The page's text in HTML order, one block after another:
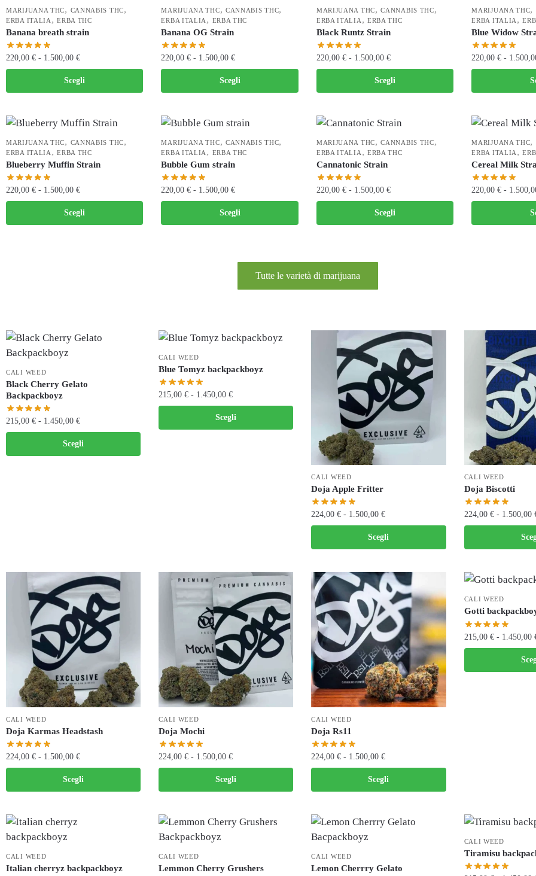
MARIJUANA THC, CANNABIS THC,
ERBA ITALIA ,ERBA THC
Banana breath strain
220,00 € - 1.500,00 €
Scegli
MARIJUANA THC, CANNABIS THC,
ERBA ITALIA , ERBA THC
Banana OG Strain
220,00€ - 1.500,00€
Scegli
MARIJUANA THC,CANNABIS THC,
ERBA ITALIA , ERBA THC
Black Runtz Strain
220,00 € - 1.500,00 €
Scegli
MARIJUANA THC,
ERBA ITALIA ,
Blue Widow
220,00€ -
MARIJUANA THC, CANNABIS THC,
ERBA ITALIA ,ERBA THC
Blueberry Muffin Strain
220,00 € - 1.500,00 €
Scegli
MARIJUANA THC, CANNABIS THC,
ERBA ITALIA , ERBA THC
Bubble Gum strain
220,00€ - 1.500,00€
Scegli
MARIJUANA THC,CANNABIS THC,
ERBA ITALIA , ERBA THC
Cannatonic Strain
220,00 € - 1.500,00 €
Scegli
MARIJUANA THC,
ERBA ITALIA ,
Cereal Milk
220,00€ -
Tutte le varietà di marijuana
CALI WEED
Black Cherry Gelato
Backpackboyz
215,00 € - 1.450,00 €
Scegli
CALI WEED
Blue Tomyz backpackboyz
215,00€ - 1.450,00€
Scegli
CALI WEED
Doja Apple Fritter
224,00€ - 1.500,00€
Scegli
CALI WEED
Doja Biscotti
224,00 € - 1.500,00
CALI WEED
Doja Karmas Headstash
224,00 € - 1.500,00 €
Scegli
CALI WEED
Doja Mochi
224,00€ - 1.500,00€
Scegli
CALI WEED
Doja Rs11
224,00€ - 1.500,00€
Scegli
CALI WEED
Gotti
215,00 € - 1.450,00
CALI WEED
Italian cherryz backpackboyz
CALI WEED
Lemmon Cherry Grushers
CALI WEED
Lemon Cherrry Gelato
CALI WEED
Tiramisu